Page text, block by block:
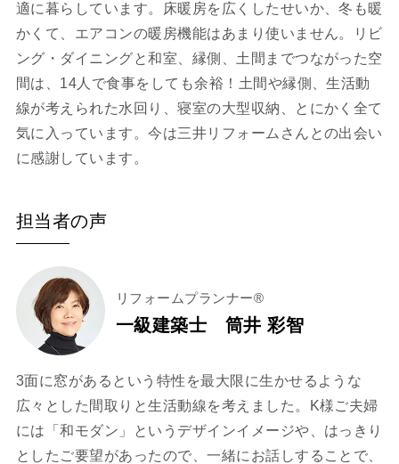
適に暮らしています。床暖房を広くしたせいか、冬も暖
かくて、エアコンの暖房機能はあまり使いません。リビ
ング・ダイニングと和室、縁側、土間までつながった空
間は、14人で食事をしても余裕！土間や縁側、生活動
線が考えられた水回り、寝室の大型収納、とにかく全て
気に入っています。今は三井リフォームさんとの出会い
に感謝しています。
担当者の声
リフォームプランナー®
一級建築士 筒井 彩智
3面に窓があるという特性を最大限に生かせるような
広々とした間取りと生活動線を考えました。K様ご夫婦
には「和モダン」というデザインイメージや、はっきり
としたご要望があったので、一緒にお話しすることで、